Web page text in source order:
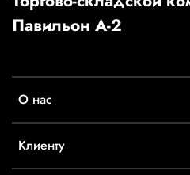
О нас
Клиенту
Павильон А-2